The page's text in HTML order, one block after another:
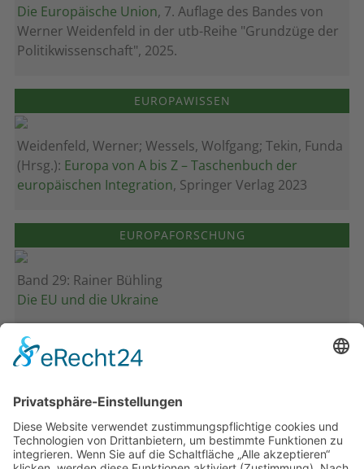
Die Europäische Union, 7. Auflage des Bandes von
Werner Weidenfeld in der utb-Reihe "Grundzüge der
Politikwissenschaft", 2025.
EUROPAWISSEN
Weidenfeld, Werner; Wessels, Wolfgang; Tekin, Funda
(Hrsg.): Europa von A bis Z – Taschenbuch der
europäischen Integration, Springer Verlag 2023
EUROPAFORSCHUNG
Band 29: Rainer Bühling
Die EU und die Ukraine
Band 28: Andrea Zeller
Eurorettung um jeden Preis?
Band 27: Thomas Jansen
Europa verstehen